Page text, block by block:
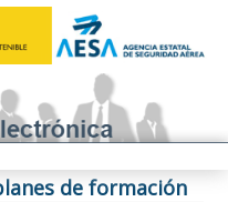
de formación